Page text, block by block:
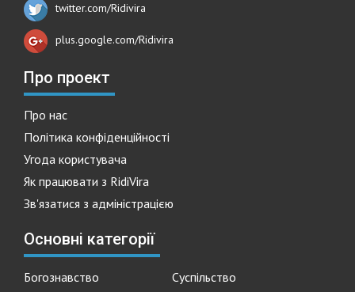
twitter.com/Ridivira
plus.google.com/Ridivira
Про проект
Про нас
Політика конфіденційності
Угода користувача
Як працювати з RidiVira
Зв'язатися з адміністрацією
Основні категорії
Богознавство
Суспільство